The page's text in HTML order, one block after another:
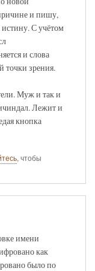
и пишу,
истину. С учётом
и слова
точки зрения.
Муж и так и
Лежит и
кнопка
, чтобы
имени
как
было по